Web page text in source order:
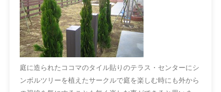
庭に造られたココマのタイル貼りのテラス・センターにシ
ンボルツリーを植えたサークルで庭を楽しむ時にも外から